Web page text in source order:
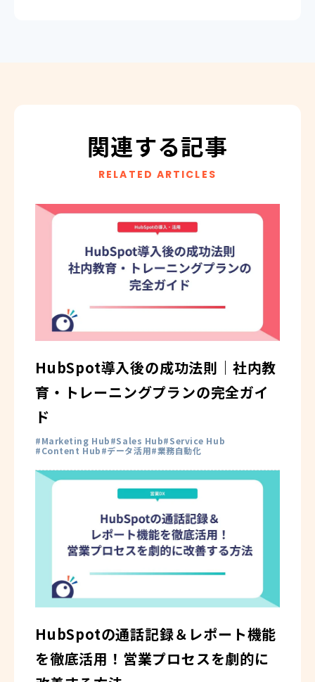
関連する記事
RELATED ARTICLES
HubSpot導入後の成功法則｜社内教
育・トレーニングプランの完全ガイ
ド
Marketing Hub Sales Hub
Service Hub
Content Hub
データ活用 業務自動化
HubSpotの通話記録＆レポート機能
を徹底活用！営業プロセスを劇的に